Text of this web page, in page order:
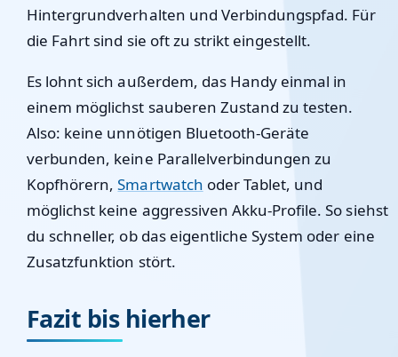
Hintergrundverhalten und Verbindungspfad. Für
die Fahrt sind sie oft zu strikt eingestellt.
Es lohnt sich außerdem, das Handy einmal in
einem möglichst sauberen Zustand zu testen.
Also: keine unnötigen Bluetooth-Geräte
verbunden, keine Parallelverbindungen zu
Kopfhörern,Smartwatch oder Tablet, und
möglichst keine aggressiven Akku-Profile. So siehst
du schneller, ob das eigentliche System oder eine
Zusatzfunktion stört.
Fazit bis hierher